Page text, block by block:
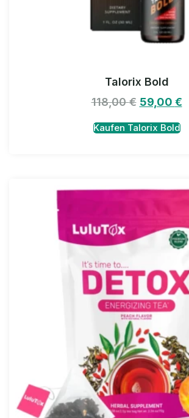
Talorix Bold
118,00€ 59,00 €
Kaufen Talorix Bold